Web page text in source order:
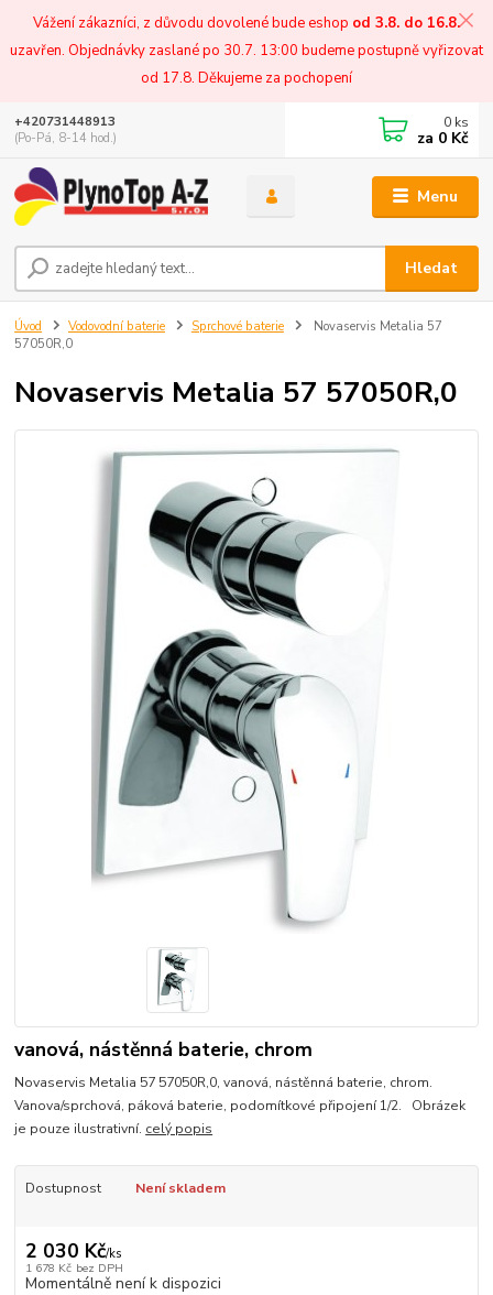
Vážení zákazníci, z důvodu dovolené bude eshop od 3.8. do 16.8.
uzavřen. Objednávky zaslané po 30.7. 13:00 budeme postupně vyřizovat
od 17.8. Děkujeme za pochopení
Menu
Hledat
+420731448913
(Po-Pá, 8-14 hod.)
0 ks
za 0 Kč
Úvod Vodovodní baterie Sprchové baterie
Novaservis Metalia 57
57050R,0
Novaservis Metalia 57 57050R,0
vanová, nástěnná baterie, chrom
Novaservis Metalia 57 57050R,0, vanová, nástěnná baterie, chrom.
Vanova/sprchová, páková baterie, podomítkové připojení 1/2. Obrázek
je pouze ilustrativní. celý popis
Dostupnost Není skladem
2 030 Kč/ks
1 678 Kč bez DPH
Momentálně není k dispozici